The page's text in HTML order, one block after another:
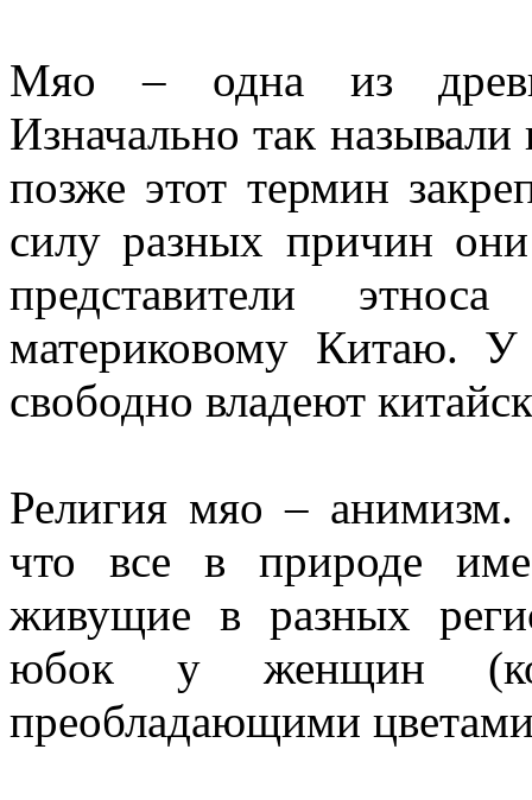
Мяо – одна из
Изначально так
позже этот термин
силу разных причин они
представители
материковому Китаю.
свободно владеют
Религия мяо – анимизм.
что все в природе
живущие в разных
юбок у женщин
преобладающими